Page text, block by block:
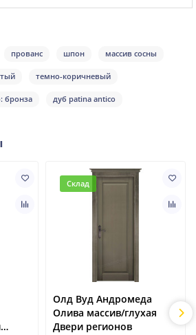
прованс шпон массив сосны
темно-коричневый
бронза дуб patina antico
Склад
Олд Вуд Андромеда
Олива массив/глухая
Двери регионов